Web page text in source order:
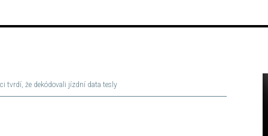
tvrdí, že dekódovali jízdní data tesly